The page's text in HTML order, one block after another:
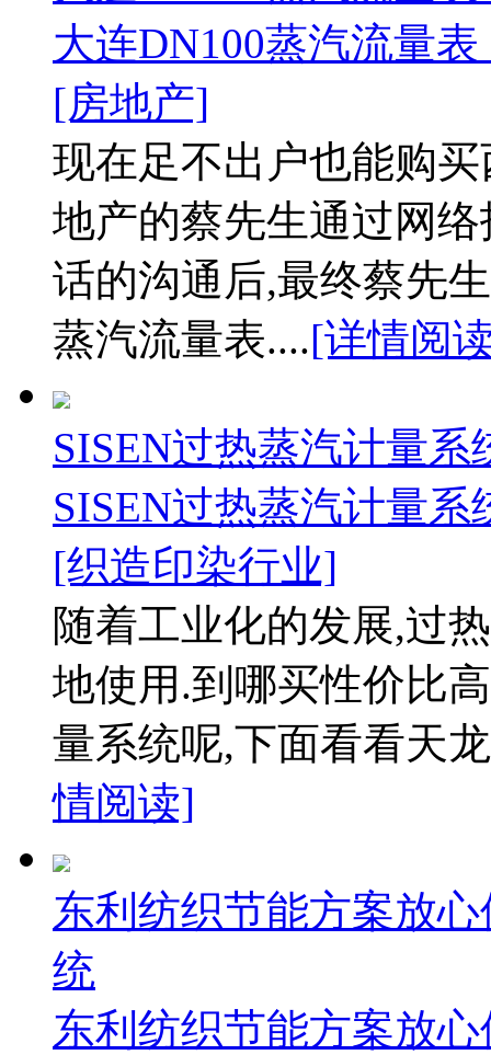
大连DN100蒸汽流量
[房地产]
现在足不出户也能购
地产的蔡先生通过网
话的沟通后,最终蔡先
蒸汽流量表....[详情阅
SISEN过热蒸汽计量
SISEN过热蒸汽计量
[织造印染行业]
随着工业化的发展,过
地使用.到哪买性价比
量系统呢,下面看看天
情阅读]
东利纺织节能方案放
统
东利纺织节能方案放